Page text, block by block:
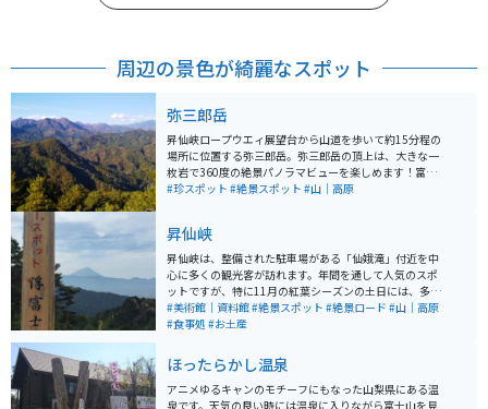
周辺の景色が綺麗なスポット
弥三郎岳
昇仙峡ロープウエィ展望台から山道を歩いて約15分程の
場所に位置する弥三郎岳。弥三郎岳の頂上は、大きな一
枚岩で360度の絶景パノラマビューを楽しめます！富士
山・甲府盆地・白砂山・南アルプス・金峰山・荒川ダム
ていて、最大のパワースポットとして知られています。
#珍スポット #絶景スポット #山｜高原
昇仙峡
昇仙峡は、整備された駐車場がある「仙娥滝」付近を中
心に多くの観光客が訪れます。年間を通して人気のスポ
ットですが、特に11月の紅葉シーズンの土日には、多く
のライダーが訪れるため、周辺の道路も渋滞することが
あります。そのため、県営の駐車場や、観光施設や土産
#美術館｜資料館#絶景スポット #絶景ロード #山｜高原
#食事処 #お土産
ほったらかし温泉
アニメゆるキャンのモチーフにもなった山梨県にある温
泉です。天気の良い時には温泉に入りながら富士山を見